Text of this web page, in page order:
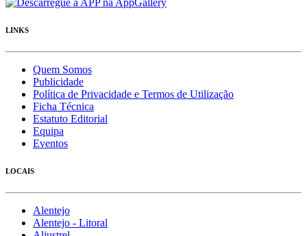
LINKS
Quem Somos
Publicidade
Política de Privacidade e Termos de Utilização
Ficha Técnica
Estatuto Editorial
Equipa
Eventos
LOCAIS
Alentejo
Alentejo - Litoral